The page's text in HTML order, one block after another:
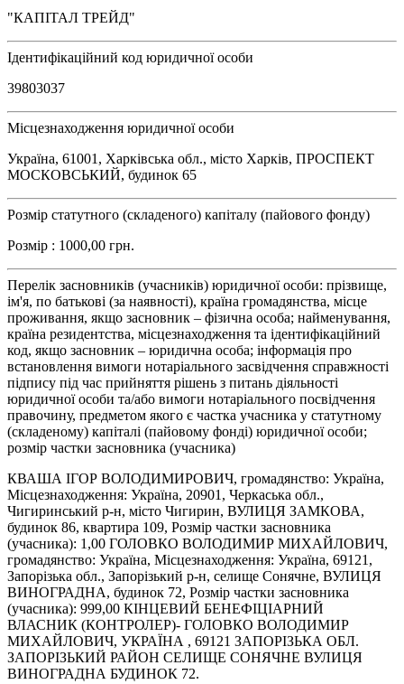
"КАПІТАЛ ТРЕЙД"
Ідентифікаційний код юридичної особи
39803037
Місцезнаходження юридичної особи
Україна, 61001, Харківська обл., місто Харків, ПРОСПЕКТ
МОСКОВСЬКИЙ, будинок 65
Розмір статутного (складеного) капіталу (пайового фонду)
Розмір : 1000,00 грн.
Перелік засновників (учасників) юридичної особи: прізвище,
ім'я, по батькові (за наявності), країна громадянства, місце
проживання, якщо засновник – фізична особа; найменування,
країна резидентства, місцезнаходження та ідентифікаційний
код, якщо засновник – юридична особа; інформація про
встановлення вимоги нотаріального засвідчення справжності
підпису під час прийняття рішень з питань діяльності
юридичної особи та/або вимоги нотаріального посвідчення
правочину, предметом якого є частка учасника у статутному
(складеному) капіталі (пайовому фонді) юридичної особи;
розмір частки засновника (учасника)
КВАША ІГОР ВОЛОДИМИРОВИЧ, громадянство: Україна,
Місцезнаходження: Україна, 20901, Черкаська обл.,
Чигиринський р-н, місто Чигирин, ВУЛИЦЯ ЗАМКОВА,
будинок 86, квартира 109, Розмір частки засновника
(учасника): 1,00 ГОЛОВКО ВОЛОДИМИР МИХАЙЛОВИЧ,
громадянство: Україна, Місцезнаходження: Україна, 69121,
Запорізька обл., Запорізький р-н, селище Сонячне, ВУЛИЦЯ
ВИНОГРАДНА, будинок 72, Розмір частки засновника
(учасника): 999,00 КІНЦЕВИЙ БЕНЕФІЦІАРНИЙ
ВЛАСНИК (КОНТРОЛЕР)- ГОЛОВКО ВОЛОДИМИР
МИХАЙЛОВИЧ, УКРАЇНА , 69121 ЗАПОРІЗЬКА ОБЛ.
ЗАПОРІЗЬКИЙ РАЙОН СЕЛИЩЕ СОНЯЧНЕ ВУЛИЦЯ
ВИНОГРАДНА БУДИНОК 72.